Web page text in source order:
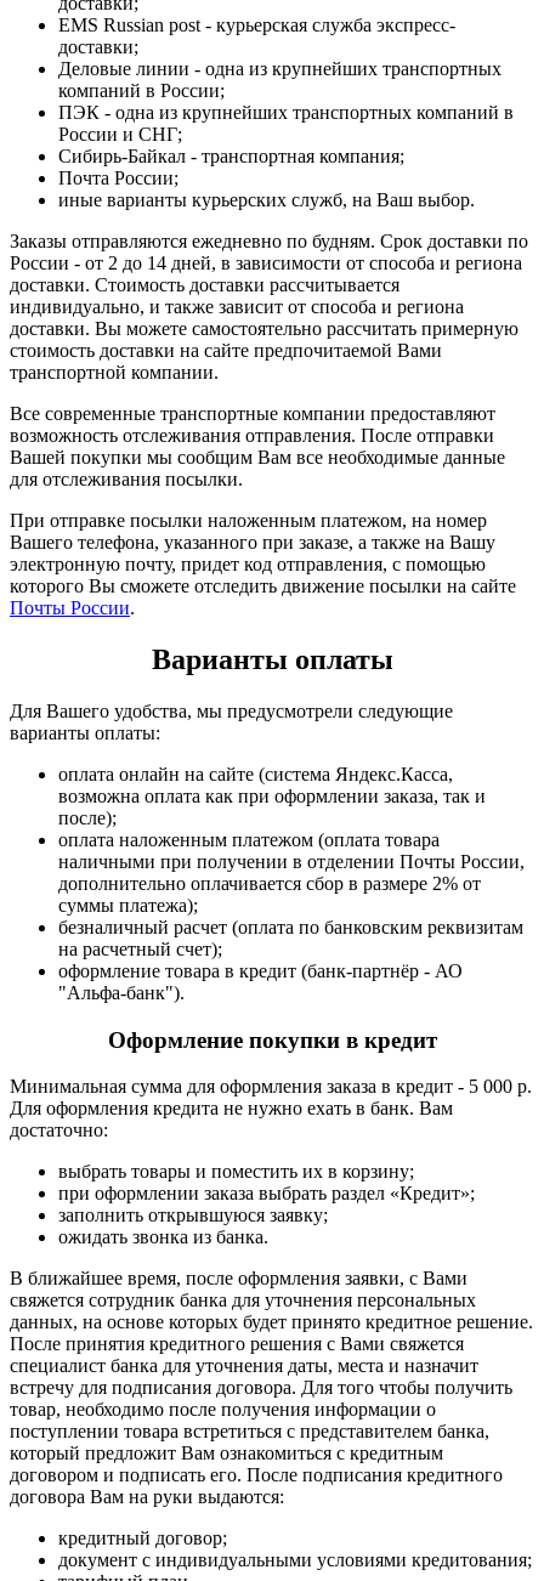
EMS Russian post - курьерская служба экспресс-
доставки;
Деловые линии - одна из крупнейших транспортных
компаний в России;
ПЭК - одна из крупнейших транспортных компаний в
России и СНГ;
Сибирь-Байкал - транспортная компания;
Почта России;
иные варианты курьерских служб, на Ваш выбор.
Заказы отправляются ежедневно по будням. Срок доставки по
России - от 2 до 14 дней, в зависимости от способа и региона
доставки. Стоимость доставки рассчитывается
индивидуально, и также зависит от способа и региона
доставки. Вы можете самостоятельно рассчитать примерную
стоимость доставки на сайте предпочитаемой Вами
транспортной компании.
Все современные транспортные компании предоставляют
возможность отслеживания отправления. После отправки
Вашей покупки мы сообщим Вам все необходимые данные
для отслеживания посылки.
При отправке посылки наложенным платежом, на номер
Вашего телефона, указанного при заказе, а также на Вашу
электронную почту, придет код отправления, с помощью
которого Вы сможете отследить движение посылки на сайте
Почты России.
Варианты оплаты
Для Вашего удобства, мы предусмотрели следующие
варианты оплаты:
оплата онлайн на сайте (система Яндекс.Касса,
возможна оплата как при оформлении заказа, так и
после);
оплата наложенным платежом (оплата товара
наличными при получении в отделении Почты России,
дополнительно оплачивается сбор в размере 2% от
суммы платежа);
безналичный расчет (оплата по банковским реквизитам
на расчетный счет);
оформление товара в кредит (банк-партнёр - АО
"Альфа-банк").
Оформление покупки в кредит
Минимальная сумма для оформления заказа в кредит - 5 000 р.
Для оформления кредита не нужно ехать в банк. Вам
достаточно:
выбрать товары и поместить их в корзину;
при оформлении заказа выбрать раздел «Кредит»;
заполнить открывшуюся заявку;
ожидать звонка из банка.
В ближайшее время, после оформления заявки, с Вами
свяжется сотрудник банка для уточнения персональных
данных, на основе которых будет принято кредитное решение.
После принятия кредитного решения с Вами свяжется
специалист банка для уточнения даты, места и назначит
встречу для подписания договора. Для того чтобы получить
товар, необходимо после получения информации о
поступлении товара встретиться с представителем банка,
который предложит Вам ознакомиться с кредитным
договором и подписать его. После подписания кредитного
договора Вам на руки выдаются:
кредитный договор;
документ с индивидуальными условиями кредитования;